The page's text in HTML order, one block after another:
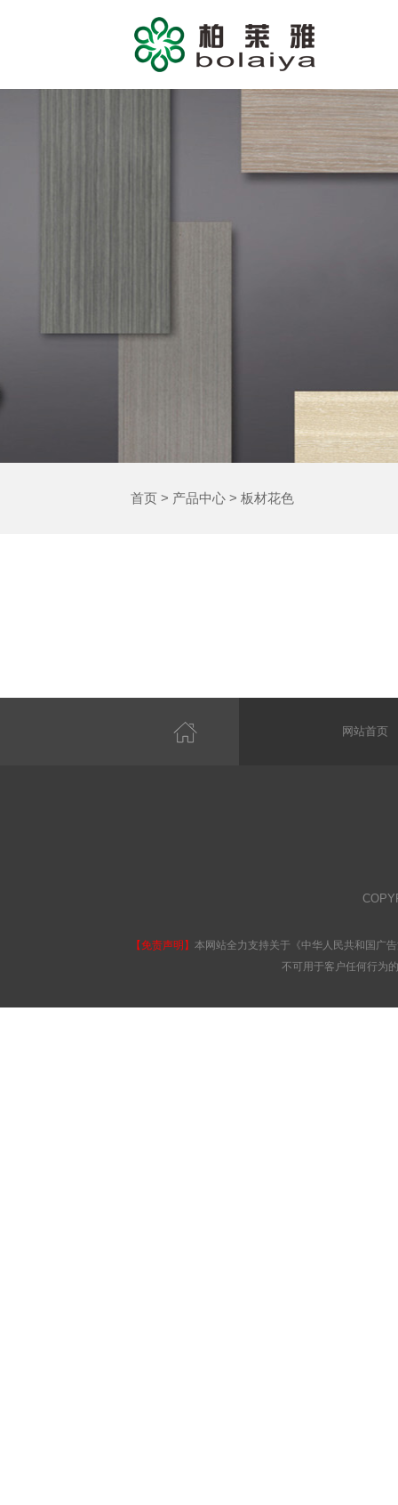
首页> 产品中心> 板材花色
网站首页
【免责声明】 本网站全力支持关于《中华人民共和国广
不可用于客户任何行为